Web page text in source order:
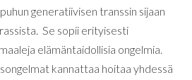
puhun generatiivisen transsin sijaan
. Se sopii erityisesti
elämäntaidollisia ongelmia.
kannattaa hoitaa yhdessä